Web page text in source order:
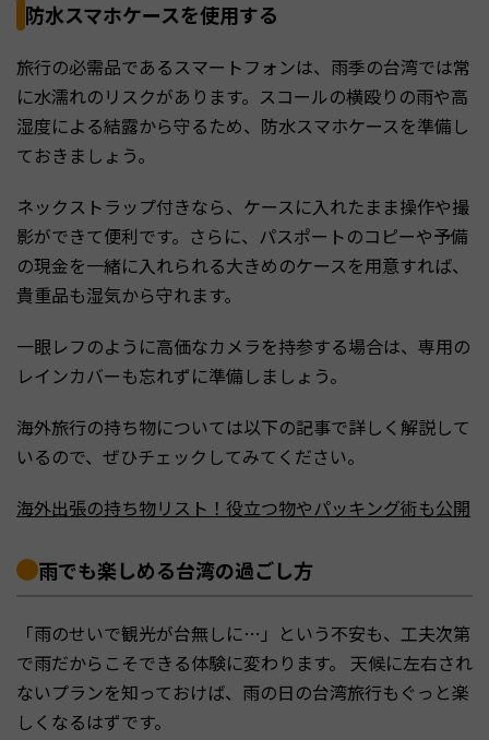
防水スマホケースを使用する
旅行の必需品であるスマートフォンは、雨季の台湾では常
に水濡れのリスクがあります。スコールの横殴りの雨や高
湿度による結露から守るため、防水スマホケースを準備し
ておきましょう。
ネックストラップ付きなら、ケースに入れたまま操作や撮
影ができて便利です。さらに、パスポートのコピーや予備
の現金を一緒に入れられる大きめのケースを用意すれば、
貴重品も湿気から守れます。
一眼レフのように高価なカメラを持参する場合は、専用の
レインカバーも忘れずに準備しましょう。
海外旅行の持ち物については以下の記事で詳しく解説して
いるので、ぜひチェックしてみてください。
海外出張の持ち物リスト！役立つ物やパッキング術も公開
雨でも楽しめる台湾の過ごし方
「雨のせいで観光が台無しに…」という不安も、工夫次第
で雨だからこそできる体験に変わります。 天候に左右され
ないプランを知っておけば、雨の日の台湾旅行もぐっと楽
しくなるはずです。